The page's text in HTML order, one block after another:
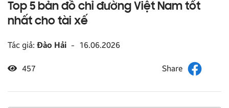
Top 5 bản đồ chỉ đường Việt Nam tốt
nhất cho tài xế
Tác giả: Đào Hải - 16.06.2026
457